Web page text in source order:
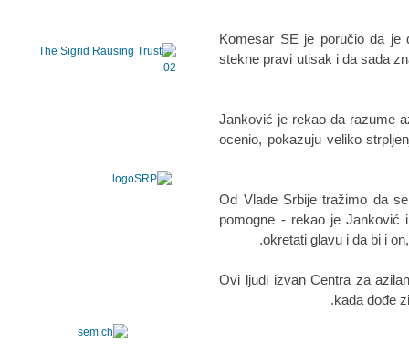
Komesar SE je poručio da je
stekne pravi utisak i da sada
Janković je rekao da razume
ocenio, pokazuju veliko
- Od Vlade Srbije tražimo da
pomogne - rekao je Janković
okretati glavu i da bi i
- Ovi ljudi izvan Centra za
kada dođe